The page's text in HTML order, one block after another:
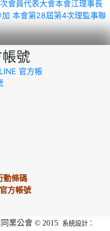
會員代表大會本會江理事長
本會第28屆第4次理監事聯
號
動條碼
方帳號
業公會 © 2015 系統設計：